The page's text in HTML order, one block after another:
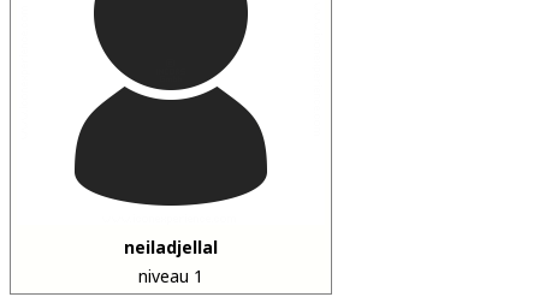
neiladjellal
niveau 1